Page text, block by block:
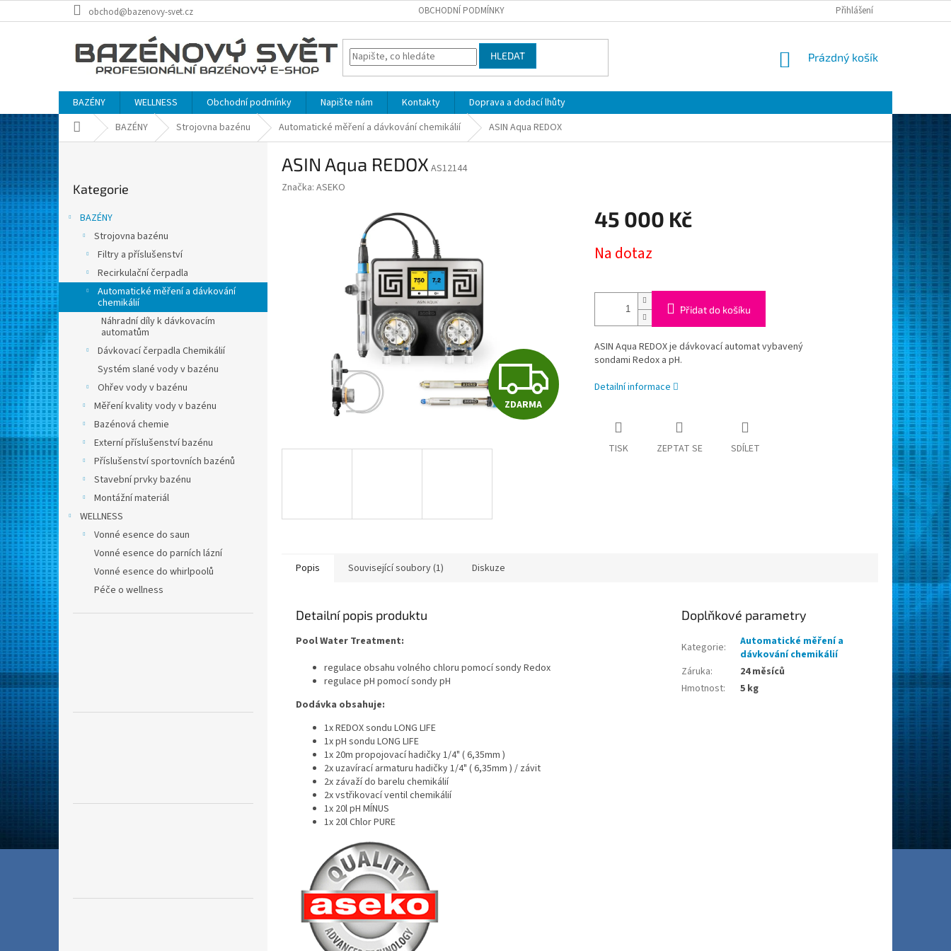
na
obchod@bazenovy-svet.cz OBCHODNÍ PODMÍNKY Přihlášení
HLEDAT
NÁKUPNÍ
Prázdný košík
BAZÉNY WELLNESS Obchodní podmínky Napište nám Kontakty
Doprava a dodací lhůty
Domů BAZÉNY Strojovna bazénu Automatické měření a dávkování chemikálií ASIN Aqua REDOX
n
kategorie
Kategorie
BAZÉNY
Strojovna bazénu
Filtry a příslušenství
Recirkulační čerpadla
Automatické měření a dávkování
chemikálií
Náhradní díly k dávkovacím
automatům
Dávkovací čerpadla Chemikálií
Systém slané vody v bazénu
Ohřev vody v bazénu
Měření kvality vody v bazénu
Bazénová chemie
Externí příslušenství bazénu
Příslušenství sportovních bazénů
Stavební prvky bazénu
Montážní materiál
WELLNESS
Vonné esence do saun
Vonné esence do parních lázní
Vonné esence do whirlpoolů
Péče o wellness
ASIN Aqua REDOX AS12144
Značka: ASEKO
Z
D
ZDARMA
45 000 Kč
cena:
Na dotaz
Přidat do košíku
ASIN Aqua REDOX je dávkovací automat vybavený
sondami Redox a pH.
Detailní informace
TISK ZEPTAT SE SDÍLET
Popis Související soubory (1) Diskuze
Detailní popis produktu
Pool Water Treatment:
regulace obsahu volného chloru pomocí sondy Redox
regulace pH pomocí sondy pH
Dodávka obsahuje:
1x REDOX sondu LONG LIFE
1x pH sondu LONG LIFE
1x 20m propojovací hadičky 1/4" ( 6,35mm )
2x uzavírací armaturu hadičky 1/4" ( 6,35mm ) / závit
2x závaží do barelu chemikálií
2x vstřikovací ventil chemikálií
1x 20l pH MÍNUS
1x 20l Chlor PURE
Doplňkové parametry
Kategorie:
Automatické měření a
dávkování chemikálií
Záruka:
24 měsíců
Hmotnost: 5 kg